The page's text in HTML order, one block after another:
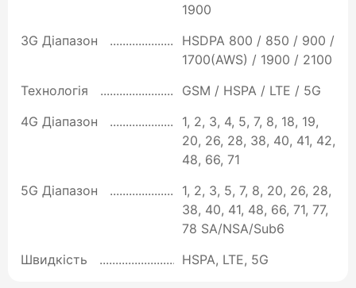
1900
3G Діапазон
HSDPA 800 / 850 / 900 /
1700(AWS) / 1900 / 2100
Технологія
GSM / HSPA / LTE / 5G
4G Діапазон
1, 2, 3, 4, 5, 7, 8, 18, 19,
20, 26, 28, 38, 40, 41, 42,
48, 66, 71
5G Діапазон
1, 2, 3, 5, 7, 8, 20, 26, 28,
38, 40, 41, 48, 66, 71, 77,
78 SA/NSA/Sub6
Швидкість
HSPA, LTE, 5G